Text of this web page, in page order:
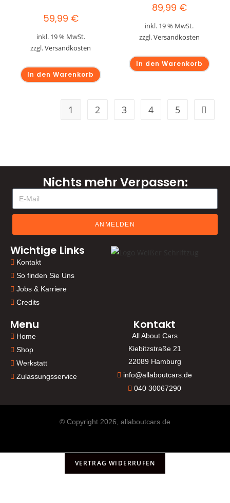
59,99 €
inkl. 19 % MwSt.
zzgl.Versandkosten
In den Warenkorb
89,99 €
inkl. 19 % MwSt.
zzgl.Versandkosten
In den Warenkorb
1 2 3 4 5
Nichts mehr Verpassen:
ANMELDEN
Wichtige Links
Kontakt
So finden Sie Uns
Jobs & Karriere
Credits
Menu
Home
Shop
Werkstatt
Zulassungsservice
Kontakt
All About Cars
Kiebitzstraße 21
22089 Hamburg
info@allaboutcars.de
040 30067290
© Copyright 2026, allaboutcars.de
VERTRAG WIDERRUFEN